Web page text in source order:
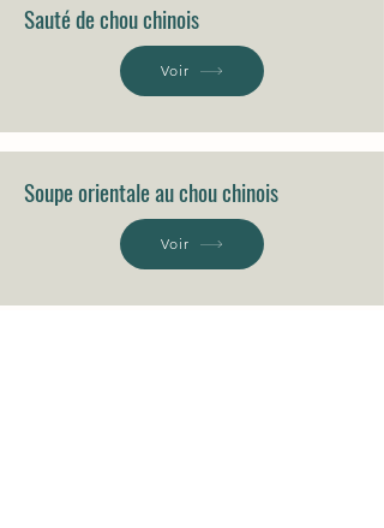
Sauté de chou chinois
Voir
Soupe orientale au chou chinois
Voir